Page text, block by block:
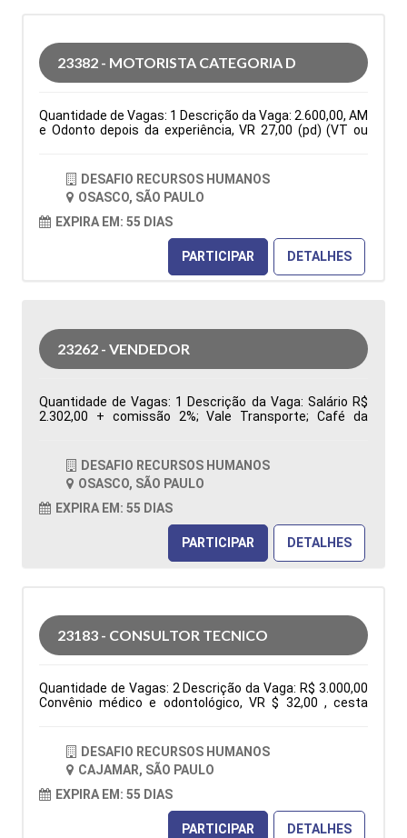
para apoiar a gestão na tomada de decisões Tipo de
contratação: CLT Cidade: Barueri, SP, Brasil Área de
Atuação: Compras Período: Formação Acadêmica:
23382 - MOTORISTA CATEGORIA D
Quantidade de Vagas: 1 Descrição da Vaga: 2.600,00, AM
e Odonto depois da experiência, VR 27,00 (pd) (VT ou
INTERIOR E ESTADUAIS ( VIAGENS PARA RIO DE JANEIRO
E ESPIRITO SANTO Tipo de contratação: CLT Cidade:
Osasco, SP, Brasil Área de Atuação: Logística Período:
Formação Acadêmica: Características
Comportamentais:
DESAFIO RECURSOS HUMANOS
OSASCO, SÃO PAULO
EXPIRA EM: 55 DIAS
PARTICIPAR DETALHES
23262 - VENDEDOR
Quantidade de Vagas: 1 Descrição da Vaga: Salário R$
2.302,00 + comissão 2%; Vale Transporte; Café da
contratação: CLT Cidade: Osasco, SP, Brasil Área de
Atuação: Vendas Período: Formação Acadêmica:
Características Comportamentais:
DESAFIO RECURSOS HUMANOS
OSASCO, SÃO PAULO
EXPIRA EM: 55 DIAS
PARTICIPAR DETALHES
23183 - CONSULTOR TECNICO
Quantidade de Vagas: 2 Descrição da Vaga: R$ 3.000,00
Convênio médico e odontológico, VR $ 32,00 , cesta
up, negociações, atendimento ao cliente via fone, e-mail
e whatsapp, participação em feira e eventos. Tipo de
contratação: CLT Cidade: Cajamar, SP, Brasil Área de
Atuação: Administração Comercial/Vendas Período:
Formação Acadêmica: Características
DESAFIO RECURSOS HUMANOS
CAJAMAR, SÃO PAULO
EXPIRA EM: 55 DIAS
PARTICIPAR DETALHES